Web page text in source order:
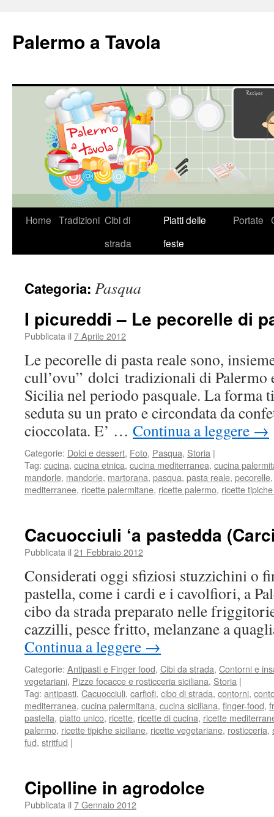
Palermo a Tavola
VaiHome Tradizioni Cibi di
strada
Piatti delle
feste
Portate
Categoria: Pasqua
I picureddi – Le pecorelle di
Pubblicata il 7 Aprile 2012
Le pecorelle di pasta reale sono,
cull’ovu” dolci tradizionali di Palermo
Sicilia nel periodo pasquale. La forma
seduta su un prato e circondata da
cioccolata. E’ … Continua a leggere →
Categorie: Dolci e dessert, Foto, Pasqua, Storia |
Tag: cucina, cucina etnica, cucina mediterranea, cucina
mandorle, mandorle, martorana, pasqua, pasta reale, pecorelle
mediterranee, ricette palermitane, ricette palermo, ricette
Cacuocciuli ‘a pastedda
Pubblicata il 21 Febbraio 2012
Considerati oggi sfiziosi stuzzichini o
pastella, come i cardi e i cavolfiori, a
cibo da strada preparato nelle
cazzilli, pesce fritto, melanzane a
Continua a leggere →
Categorie: Antipasti e Finger food, Cibi da strada, Contorni e
vegetariani, Pizze focacce e rosticceria siciliana, Storia |
Tag: antipasti, Cacuocciuli, carfiofi, cibo di strada, contorni,
mediterranea, cucina palermitana, cucina siciliana, finger-food,
pastella, piatto unico, ricette, ricette di cucina, ricette
palermo, ricette tipiche siciliane, ricette vegetariane, rosticceria,
fud, stritfud |
Cipolline in agrodolce
Pubblicata il 7 Gennaio 2012